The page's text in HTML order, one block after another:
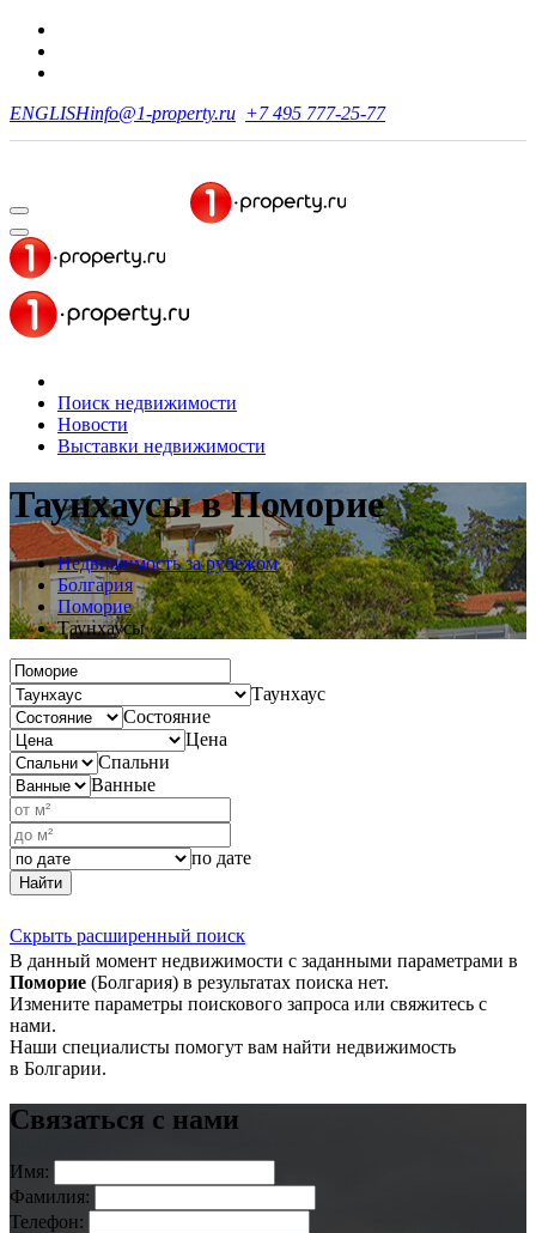
ENGLISHinfo@1-property.ru +7 495 777-25-77
Поиск недвижимости
Новости
Выставки недвижимости
Таунхаусыв Поморие
Недвижимость за рубежом
Болгария
Поморие
Таунхаусы
Таунхаус
Состояние
Цена
Спальни
Ванные
по дате
Найти
Скрыть расширенный поиск
В данный момент недвижимости с заданными параметрами в
Поморие (Болгария) в результатах поиска нет.
Измените параметры поискового запроса или свяжитесь с
нами.
Наши специалисты помогут вам найти недвижимость
в Болгарии.
Связаться с нами
Имя:
Фамилия:
Телефон: